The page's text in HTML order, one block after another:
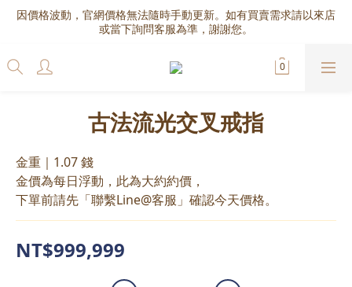
因價格波動，官網價格無法隨時手動更新。如有買賣需求請以來店
或當下詢問客服為準，謝謝您。
古法流光交叉戒指
金重｜1.07 錢
金價為每日浮動，此為大約約價，
下單前請先「聯繫Line@客服」確認今天價格。
NT$999,999